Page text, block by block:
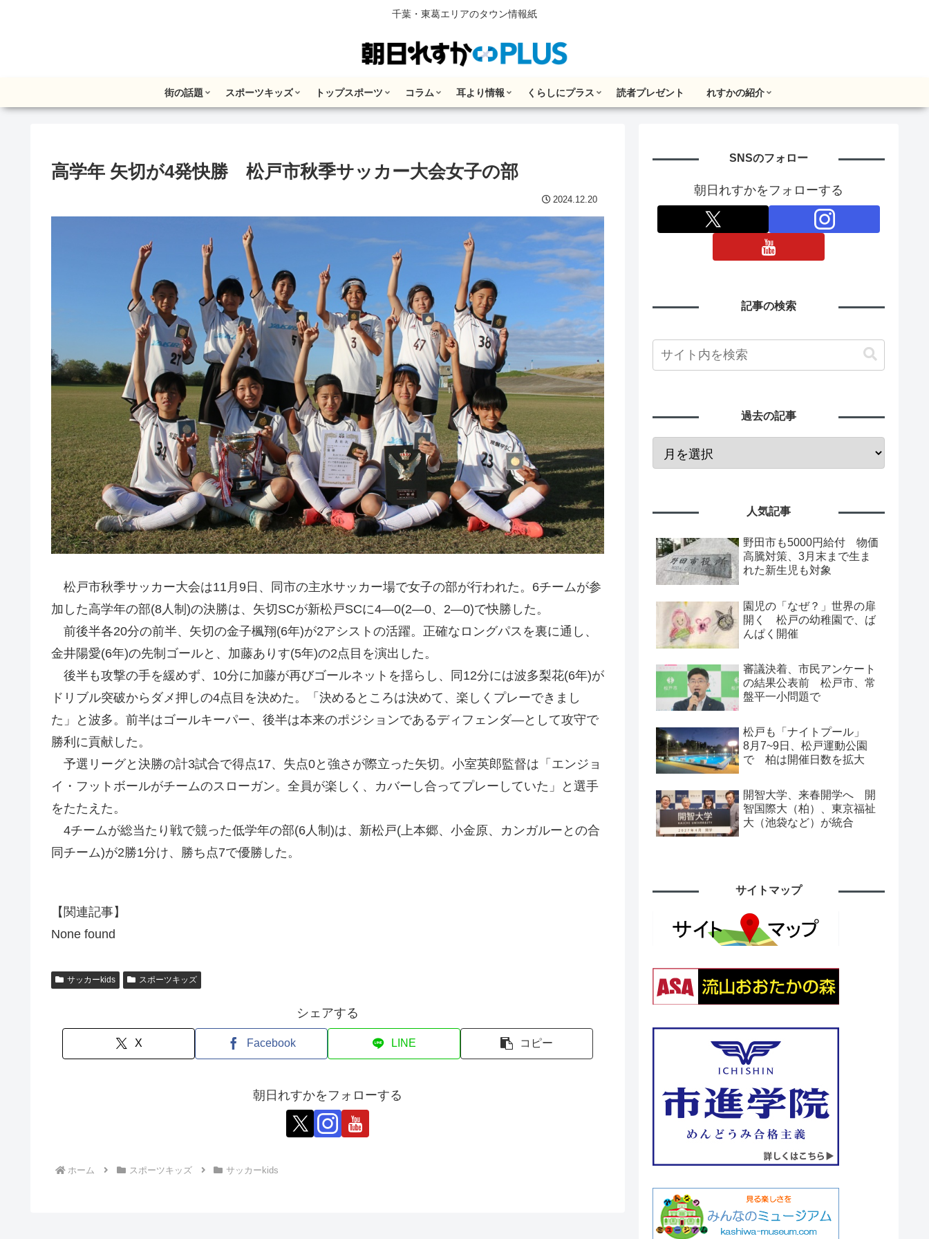
千葉・東葛エリアのタウン情報紙
街の話題 スポーツキッズ トップスポーツ コラム 耳より情報 くらしにプラス 読者プレゼント れすかの紹介
高学年 矢切が4発快勝 松戸市秋季サッカー大会女子の部
2024.12.20
松戸市秋季サッカー大会は11月9日、同市の主水サッカー場で女子の部が行われた。6チームが参
加した高学年の部(8人制)の決勝は、矢切SCが新松戸SCに4―0(2―0、2―0)で快勝した。
前後半各20分の前半、矢切の金子楓翔(6年)が2アシストの活躍。正確なロングパスを裏に通し、
金井陽愛(6年)の先制ゴールと、加藤ありす(5年)の2点目を演出した。
後半も攻撃の手を緩めず、10分に加藤が再びゴールネットを揺らし、同12分には波多梨花(6年)が
ドリブル突破からダメ押しの4点目を決めた。「決めるところは決めて、楽しくプレーできまし
た」と波多。前半はゴールキーパー、後半は本来のポジションであるディフェンダ―として攻守で
勝利に貢献した。
予選リーグと決勝の計3試合で得点17、失点0と強さが際立った矢切。小室英郎監督は「エンジョ
イ・フットボールがチームのスローガン。全員が楽しく、カバーし合ってプレーしていた」と選手
をたたえた。
4チームが総当たり戦で競った低学年の部(6人制)は、新松戸(上本郷、小金原、カンガルーとの合
同チーム)が2勝1分け、勝ち点7で優勝した。
【関連記事】
None found
サッカーkids スポーツキッズ
シェアする
X Facebook LINE コピー
朝日れすかをフォローする
ホーム スポーツキッズ サッカーkids
SNSのフォロー
朝日れすかをフォローする
記事の検索
過去の記事
人気記事
野田市も5000円給付 物価
高騰対策、3月末まで生ま
れた新生児も対象
園児の「なぜ？」世界の扉
開く 松戸の幼稚園で、ば
んぱく開催
審議決着、市民アンケート
の結果公表前 松戸市、常
盤平一小問題で
松戸も「ナイトプール」
8月7~9日、松戸運動公園
で 柏は開催日数を拡大
開智大学、来春開学へ 開
智国際大（柏）、東京福祉
大（池袋など）が統合
サイトマップ